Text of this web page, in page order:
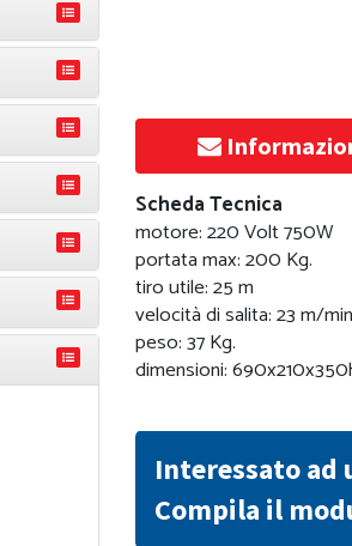
Scheda Tecnica
motore: 220 Volt 750W
portata max: 200 Kg.
tiro utile: 25 m
velocità di salita: 23 m/
peso: 37 Kg.
dimensioni:
Interessato ad
Compila il